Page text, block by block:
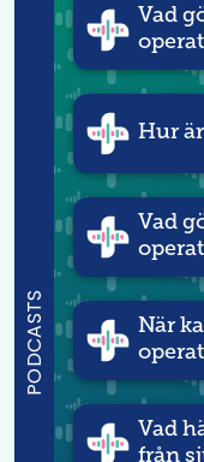
PODCASTS
Vad
Hur
Vad
När
Vad
från